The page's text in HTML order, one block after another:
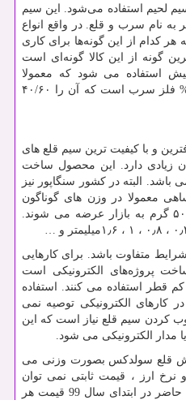
لحیم استفاده می‌شود. این سیم
به نام سرب و قلع. در واقع انواع
کدام از این گونه‌ها برای کاری
گونه از این کالا گونه‌ای است
استفاده می شود که معمولا
دربردارنده‌ی ۶۰% فلز قلع و ۴۰% فلز سرب است که آن را ۴۰/۶۰
و با کیفیت ترین سیم قلع های
زیادی دارد. این محصول ساخت
باشد. البته در کشور سنگاپور نیز
معمولا در وزن های گوناگون
۵۰گرم ، ۱۰۰گرم، ۲۵۰گرم و ۵۰۰ گرم به بازار عرضه می شوند.
متفاوت باشد. برای کارهایی
پروژه‌های الکترونیکی است
قطر استفاده می کنند. استفاده
کارهای الکترونیکی توصیه نمی
کردن سیم قلع نیاز است که این
مدار الکترونیکی می شود.
قلع سولدکس بصورت وزنی می
نرخ ارز ، قیمت ثابتی نمی توان
برای آن مشخص کرد اما در حال حاضر در ابتدای سال 99 قیمت هر